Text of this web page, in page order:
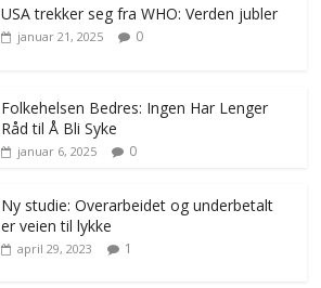
USA trekker seg fra WHO: Verden jubler
januar 21, 2025 0
Folkehelsen Bedres: Ingen Har Lenger
Råd til Å Bli Syke
januar 6, 2025 0
Ny studie: Overarbeidet og underbetalt
er veien til lykke
april 29, 2023 1